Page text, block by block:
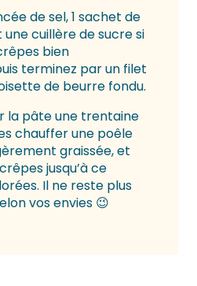
de sel, 1 sachet de
cuillère de sucre si
bien
terminez par un filet
de beurre fondu.
la pâte une trentaine
chauffer une poêle
graissée, et
jusqu’à ce
Il ne reste plus
vos envies 😉